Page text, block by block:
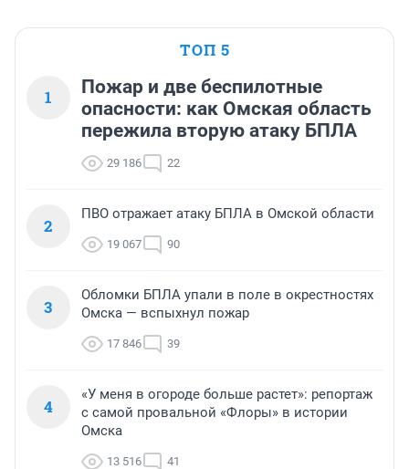
ТОП 5
1
Пожар и две беспилотные
опасности: как Омская область
пережила вторую атаку БПЛА
29 186 22
2
ПВО отражает атаку БПЛА в Омской области
19 067 90
3
Обломки БПЛА упали в поле в окрестностях
Омска — вспыхнул пожар
17 846 39
4
«У меня в огороде больше растет»: репортаж
с самой провальной «Флоры» в истории
Омска
13 516 41